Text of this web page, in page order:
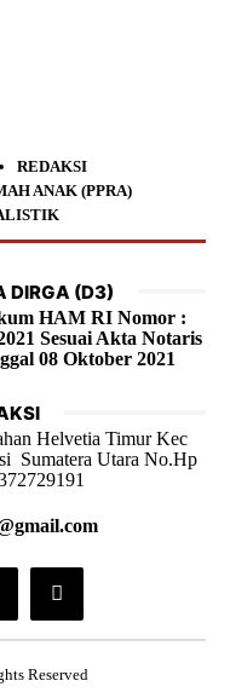
REDAKSI
ANAK (PPRA)
DIRGA (D3)
HAM RI Nomor :
Sesuai Akta Notaris
08 Oktober 2021
Helvetia Timur Kec
Sumatera Utara No.Hp
Reserved